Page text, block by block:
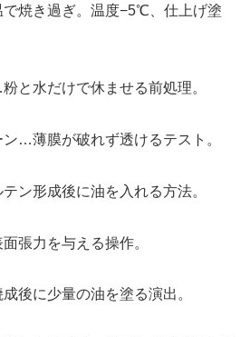
焼き過ぎ。温度−5℃、仕上げ塗
と水だけで休ませる前処理。
…薄膜が破れず透けるテスト。
ン形成後に油を入れる方法。
張力を与える操作。
後に少量の油を塗る演出。